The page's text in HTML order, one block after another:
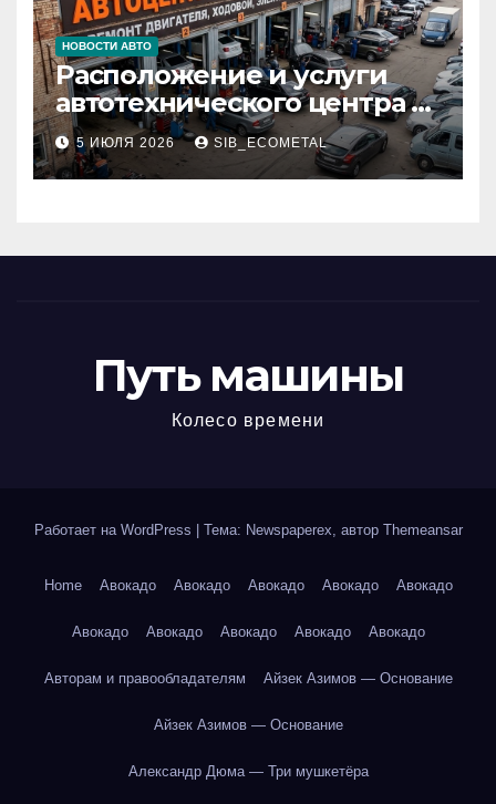
НОВОСТИ АВТО
Расположение и услуги
автотехнического центра в
районе 84-го километра
МКАД
5 ИЮЛЯ 2026 SIB_ECOMETAL
Путь машины
Колесо времени
Работает на WordPress Тема: Newspaperex, автор Themeansar
Home Авокадо Авокадо Авокадо Авокадо Авокадо
Авокадо Авокадо Авокадо Авокадо Авокадо
Авторам и правообладателям Айзек Азимов — Основание
Айзек Азимов — Основание
Александр Дюма — Три мушкетёра